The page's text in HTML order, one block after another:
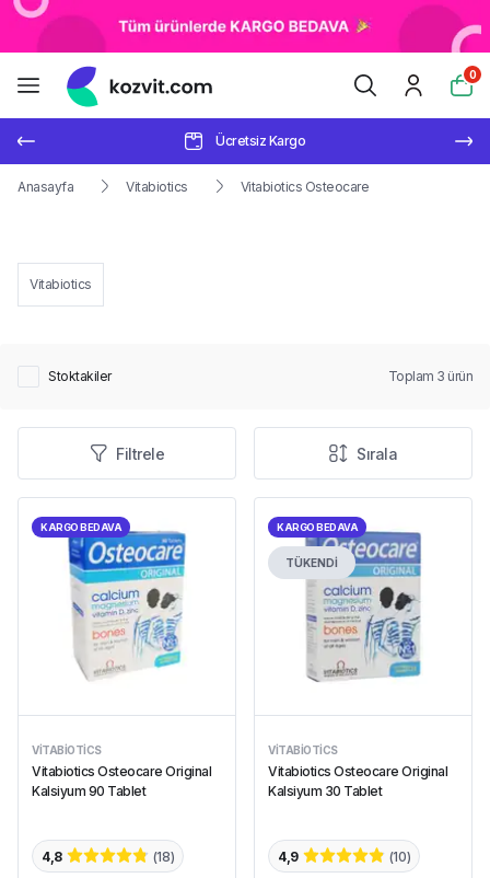
0
Ücretsiz Kargo
Anasayfa Vitabiotics Vitabiotics Osteocare
Vitabiotics
Stoktakiler Toplam 3 ürün
Filtrele Sırala
KARGO BEDAVA
VITABIOTICS
Vitabiotics Osteocare Original
Kalsiyum 90 Tablet
4,8 (18)
KARGO BEDAVA
TÜKENDİ
VITABIOTICS
Vitabiotics Osteocare Original
Kalsiyum 30 Tablet
4,9 (10)